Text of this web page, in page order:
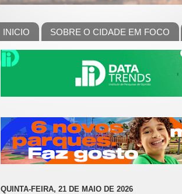
INICIO SOBRE O CIDADE EM FOCO
QUINTA-FEIRA, 21 DE MAIO DE 2026